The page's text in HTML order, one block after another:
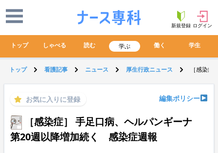
新規登録 ログイン
トップ しゃべる 読む 学ぶ 働く 学生
トップ 看護記事 ニュース 厚生行政ニュース ［感染
お気に入りに登録 編集ポリシー
［感染症］ 手足口病、ヘルパンギーナ
第20週以降増加続く 感染症週報